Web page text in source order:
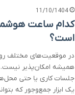
11/10/1404
کدام ساعت
است؟
در موقعیت‌های مختلف
همیشه امکان‌پذیر نیست.
جلسات کاری یا حتی
یک ابزار جمع‌وجور که